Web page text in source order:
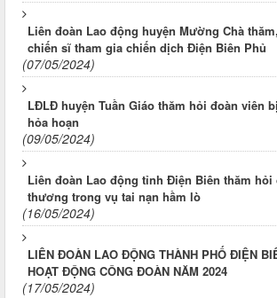
Liên đoàn Lao động huyện Mường Chà
chiến sĩ tham gia chiến dịch Điện Biên Phủ
(07/05/2024)
LĐLĐ huyện Tuần Giáo thăm hỏi đoàn viên
hỏa hoạn
(09/05/2024)
Liên đoàn Lao động tỉnh Điện Biên thăm hỏi
thương trong vụ tai nạn hầm lò
(16/05/2024)
LIÊN ĐOÀN LAO ĐỘNG THÀNH PHỐ ĐIỆN
HOẠT ĐỘNG CÔNG ĐOÀN NĂM 2024
(17/05/2024)